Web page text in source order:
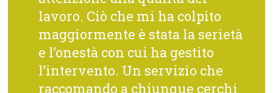
lavoro. Ciò che mi ha colpito
maggiormente è stata la serietà
e l’onestà con cui ha gestito
l’intervento. Un servizio che
raccomando a chiunque cerchi